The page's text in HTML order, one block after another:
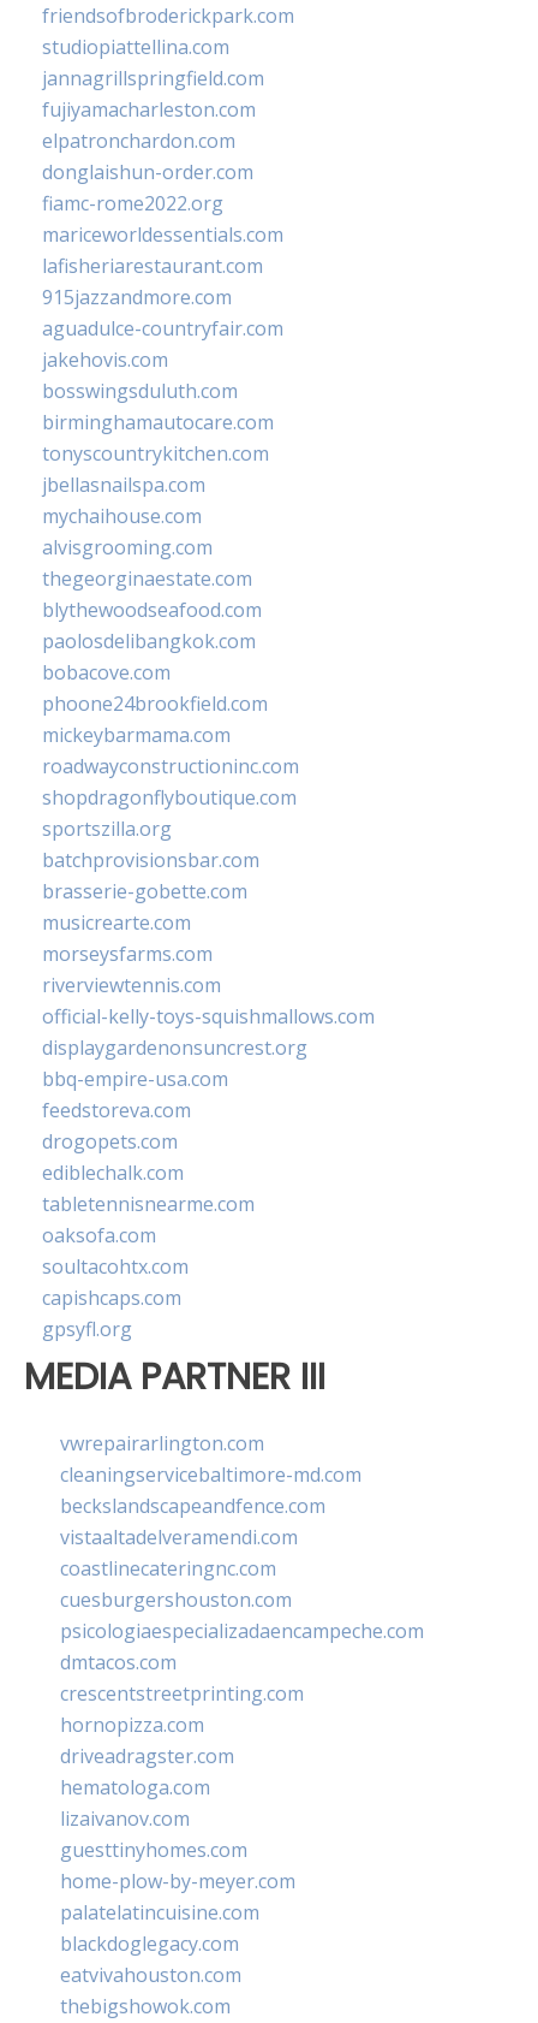
friendsofbroderickpark.com
studiopiattellina.com
jannagrillspringfield.com
fujiyamacharleston.com
elpatronchardon.com
donglaishun-order.com
fiamc-rome2022.org
mariceworldessentials.com
lafisheriarestaurant.com
915jazzandmore.com
aguadulce-countryfair.com
jakehovis.com
bosswingsduluth.com
birminghamautocare.com
tonyscountrykitchen.com
jbellasnailspa.com
mychaihouse.com
alvisgrooming.com
thegeorginaestate.com
blythewoodseafood.com
paolosdelibangkok.com
bobacove.com
phoone24brookfield.com
mickeybarmama.com
roadwayconstructioninc.com
shopdragonflyboutique.com
sportszilla.org
batchprovisionsbar.com
brasserie-gobette.com
musicrearte.com
morseysfarms.com
riverviewtennis.com
official-kelly-toys-squishmallows.com
displaygardenonsuncrest.org
bbq-empire-usa.com
feedstoreva.com
drogopets.com
ediblechalk.com
tabletennisnearme.com
oaksofa.com
soultacohtx.com
capishcaps.com
gpsyfl.org
MEDIA PARTNER III
vwrepairarlington.com
cleaningservicebaltimore-md.com
beckslandscapeandfence.com
vistaaltadelveramendi.com
coastlinecateringnc.com
cuesburgershouston.com
psicologiaespecializadaencampeche.com
dmtacos.com
crescentstreetprinting.com
hornopizza.com
driveadragster.com
hematologa.com
lizaivanov.com
guesttinyhomes.com
home-plow-by-meyer.com
palatelatincuisine.com
blackdoglegacy.com
eatvivahouston.com
thebigshowok.com